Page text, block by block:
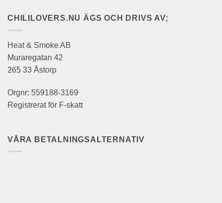
CHILILOVERS.NU ÄGS OCH DRIVS AV;
Heat & Smoke AB
Muraregatan 42
265 33 Åstorp
Orgnr: 559188-3169
Registrerat för F-skatt
VÅRA BETALNINGSALTERNATIV